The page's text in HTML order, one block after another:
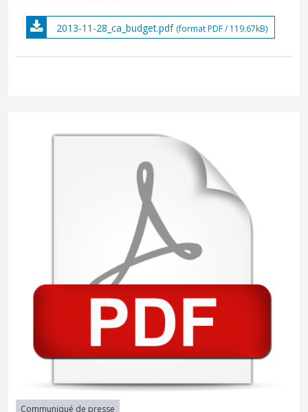
2013-11-28_ca_budget.pdf (format PDF / 119.67kB)
Communiqué de presse